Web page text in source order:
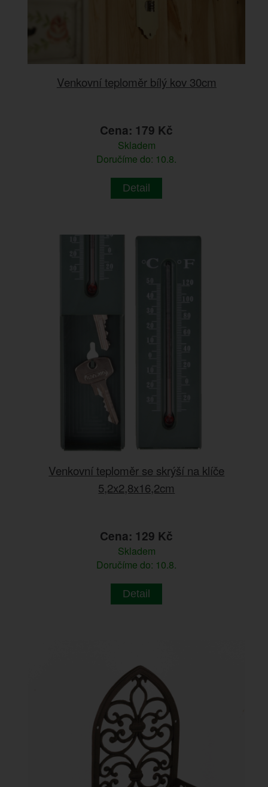
Venkovní teploměr bílý kov 30cm
Cena: 179 Kč
Skladem
Doručíme do: 10.8.
Detail
Venkovní teploměr se skrýší na klíče
5,2x2,8x16,2cm
Cena: 129 Kč
Skladem
Doručíme do: 10.8.
Detail